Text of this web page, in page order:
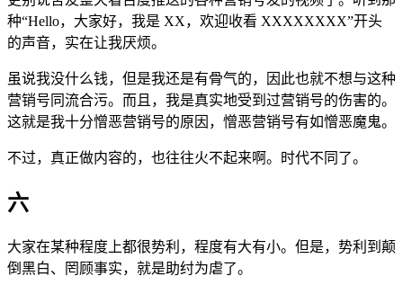
种“Hello，大家好，我是 XX，欢迎收看 XXXXXXXX”开头
的声音，实在让我厌烦。
虽说我没什么钱，但是我还是有骨气的，因此也就不想与这种
营销号同流合污。而且，我是真实地受到过营销号的伤害的。
这就是我十分憎恶营销号的原因，憎恶营销号有如憎恶魔鬼。
不过，真正做内容的，也往往火不起来啊。时代不同了。
六
大家在某种程度上都很势利，程度有大有小。但是，势利到颠
倒黑白、罔顾事实，就是助纣为虐了。